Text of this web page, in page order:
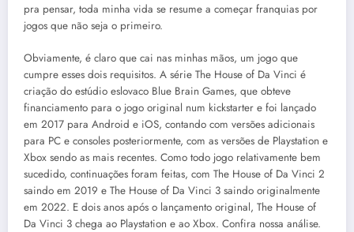
pra pensar, toda minha vida se resume a começar franquias por
jogos que não seja o primeiro.
Obviamente, é claro que cai nas minhas mãos, um jogo que
cumpre esses dois requisitos. A série The House of Da Vinci é
criação do estúdio eslovaco Blue Brain Games, que obteve
financiamento para o jogo original num kickstarter e foi lançado
em 2017 para Android e iOS, contando com versões adicionais
para PC e consoles posteriormente, com as versões de Playstation e
Xbox sendo as mais recentes. Como todo jogo relativamente bem
sucedido, continuações foram feitas, com The House of Da Vinci 2
saindo em 2019 e The House of Da Vinci 3 saindo originalmente
em 2022. E dois anos após o lançamento original, The House of
Da Vinci 3 chega ao Playstation e ao Xbox. Confira nossa análise.